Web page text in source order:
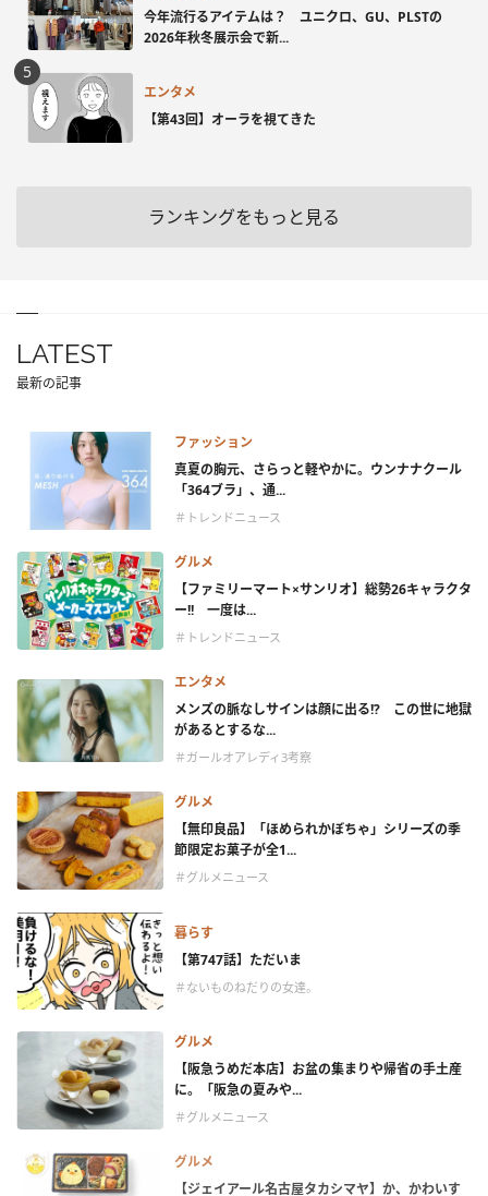
今年流行るアイテムは？ ユニクロ、GU、PLSTの
2026年秋冬展示会で新...
エンタメ
【第43回】オーラを視てきた
ランキングをもっと見る
LATEST
最新の記事
ファッション
真夏の胸元、さらっと軽やかに。ウンナナクール
「364ブラ」、通...
＃トレンドニュース
グルメ
【ファミリーマート×サンリオ】総勢26キャラクタ
ー!! 一度は...
＃トレンドニュース
エンタメ
メンズの脈なしサインは顔に出る!? この世に地獄
があるとするな...
＃ガールオアレディ3考察
グルメ
【無印良品】「ほめられかぼちゃ」シリーズの季
節限定お菓子が全1...
＃グルメニュース
暮らす
【第747話】ただいま
＃ないものねだりの女達。
グルメ
【阪急うめだ本店】お盆の集まりや帰省の手土産
に。「阪急の夏みや...
＃グルメニュース
グルメ
【ジェイアール名古屋タカシマヤ】か、かわいす